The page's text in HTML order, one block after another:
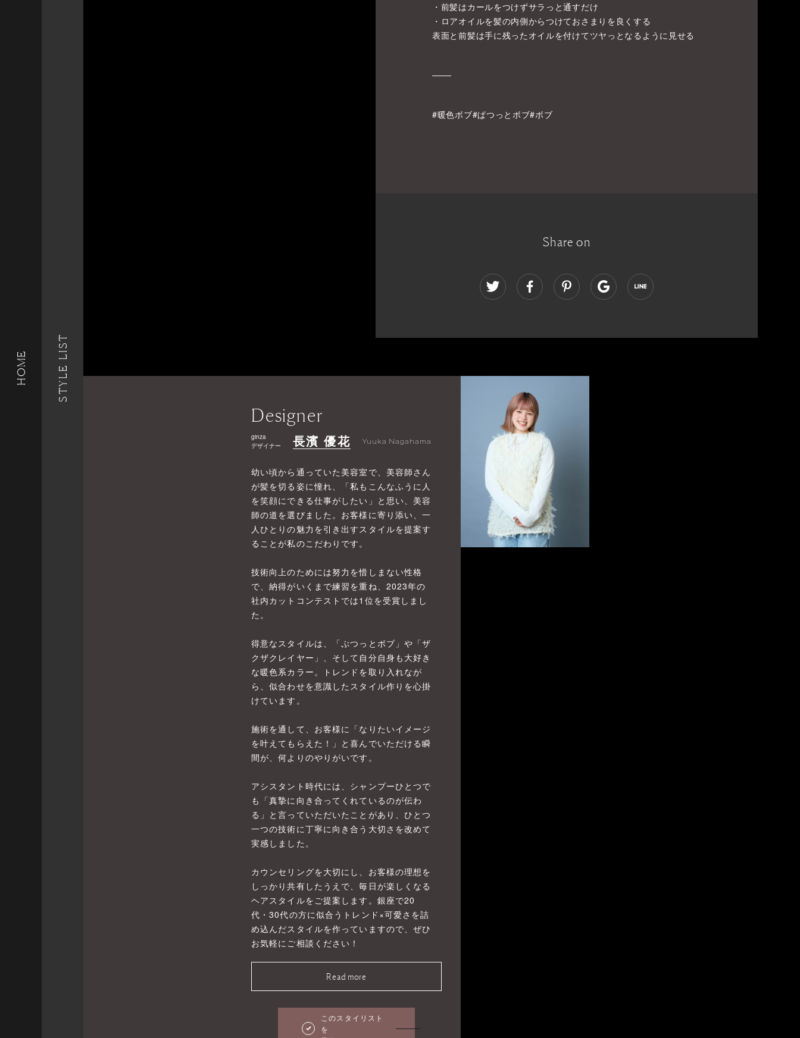
HOME STYLE LIST
・前髪はカールをつけずサラっと通すだけ
・ロアオイルを髪の内側からつけておさまりを良くする
表面と前髪は手に残ったオイルを付けてツヤっとなるように見せる
#暖色ボブ#ぱつっとボブ#ボブ
Share on
Designer
ginza
デザイナー
長濱 優花 Yuuka Nagahama
幼い頃から通っていた美容室で、美容師さん
が髪を切る姿に憧れ、「私もこんなふうに人
を笑顔にできる仕事がしたい」と思い、美容
師の道を選びました。お客様に寄り添い、一
人ひとりの魅力を引き出すスタイルを提案す
ることが私のこだわりです。
技術向上のためには努力を惜しまない性格
で、納得がいくまで練習を重ね、2023年の
社内カットコンテストでは1位を受賞しまし
た。
得意なスタイルは、「ぷつっとボブ」や「ザ
クザクレイヤー」、そして自分自身も大好き
な暖色系カラー。トレンドを取り入れなが
ら、似合わせを意識したスタイル作りを心掛
けています。
施術を通して、お客様に「なりたいイメージ
を叶えてもらえた！」と喜んでいただける瞬
間が、何よりのやりがいです。
アシスタント時代には、シャンプーひとつで
も「真摯に向き合ってくれているのが伝わ
る」と言っていただいたことがあり、ひとつ
一つの技術に丁寧に向き合う大切さを改めて
実感しました。
カウンセリングを大切にし、お客様の理想を
しっかり共有したうえで、毎日が楽しくなる
ヘアスタイルをご提案します。銀座で20
代・30代の方に似合うトレンド×可愛さを詰
め込んだスタイルを作っていますので、ぜひ
お気軽にご相談ください！
Read more
このスタイリスト
を